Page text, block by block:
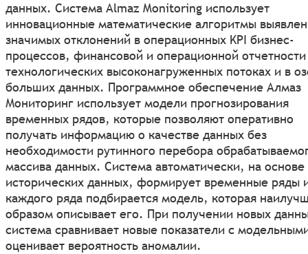
данных. Система Almaz Monitoring использует
инновационные математические алгоритмы
значимых отклонений в операционных KPI бизнес-
процессов, финансовой и операционной
технологических высоконагруженных потоках и в
больших данных. Программное обеспечение Алмаз
Мониторинг использует модели прогнозирования
временных рядов, которые позволяют оперативно
получать информацию о качестве данных без
необходимости рутинного перебора
массива данных. Система автоматически, на основе
исторических данных, формирует временные ряды
каждого ряда подбирается модель, которая
образом описывает его. При получении новых
система сравнивает новые показатели с
оценивает вероятность аномалии.